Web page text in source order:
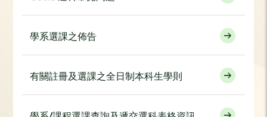
學系選課之佈告
有關註冊及選課之全日制本科生學則